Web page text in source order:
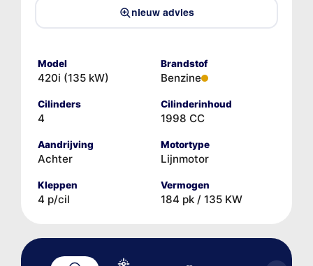
nieuw advies
Model
420i (135 kW)
Brandstof
Benzine
Cilinders
4
Cilinderinhoud
1998 CC
Aandrijving
Achter
Motortype
Lijnmotor
Kleppen
4 p/cil
Vermogen
184 pk / 135 KW